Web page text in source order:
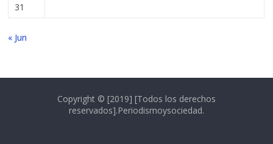
31
« Jun
Copyright © [2019] [Todos los derechos
reservados].Periodismoysociedad.